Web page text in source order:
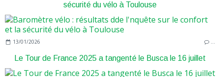
sécurité du vélo à Toulouse
13/01/2026 …
Le Tour de France 2025 a tangenté le Busca le 16 juillet